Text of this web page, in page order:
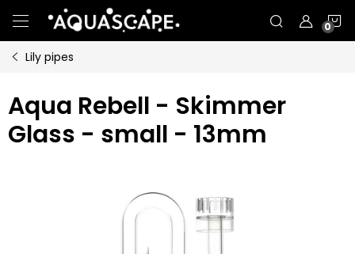
na
obsah
Lily pipes
Aqua Rebell - Skimmer
Glass - small - 13mm